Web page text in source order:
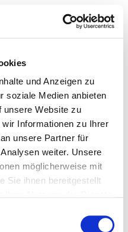
und Anzeigen zu
soziale Medien anbieten
unsere Website zu
Informationen zu Ihrer
unsere Partner für
weiter. Unsere
möglicherweise mit
Sie ihnen bereitgestellt